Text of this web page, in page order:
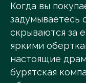
Когда вы
задумываетесь
скрываются за
яркими
настоящие
бурятская